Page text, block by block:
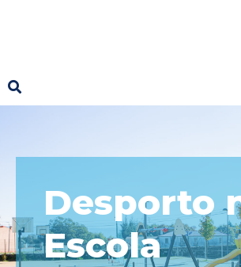
Desporto
Escola